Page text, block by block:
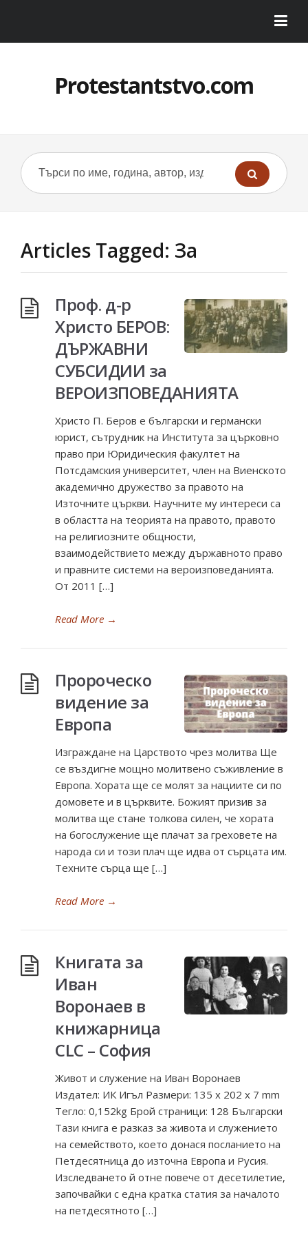
Protestantstvo.com
Articles Tagged: За
Проф. д-р
Христо БЕРОВ:
ДЪРЖАВНИ
СУБСИДИИ за
ВЕРОИЗПОВЕДАНИЯТА
Христо П. Беров е български и германски
юрист, сътрудник на Института за църковно
право при Юридическия факултет на
Потсдамския университет, член на Виенското
академично дружество за правото на
Източните църкви. Научните му интереси са
в областта на теорията на правото, правото
на религиозните общности,
взаимодействието между държавното право
и правните системи на вероизповеданията.
От 2011 […]
Read More →
Пророческо
видение за
Европа
Изграждане на Царството чрез молитва Ще
се въздигне мощно молитвено съживление в
Европа. Хората ще се молят за нациите си по
домовете и в църквите. Божият призив за
молитва ще стане толкова силен, че хората
на богослужение ще плачат за греховете на
народа си и този плач ще идва от сърцата им.
Техните сърца ще […]
Read More →
Книгата за
Иван
Воронаев в
книжарница
CLC – София
Живот и служение на Иван Воронаев
Издател: ИК Игъл Размери: 135 x 202 x 7 mm
Тегло: 0,152kg Брой страници: 128 Български
Тази книга е разказ за живота и служението
на семейството, което донася посланието на
Петдесятница до източна Европа и Русия.
Изследването й отне повече от десетилетие,
започвайки с една кратка статия за началото
на петдесятното […]